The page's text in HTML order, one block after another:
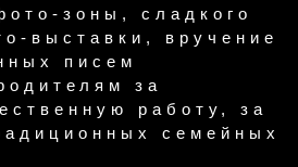
зоны, сладкого
выставки, вручение
писем
за
работу, за
семейных